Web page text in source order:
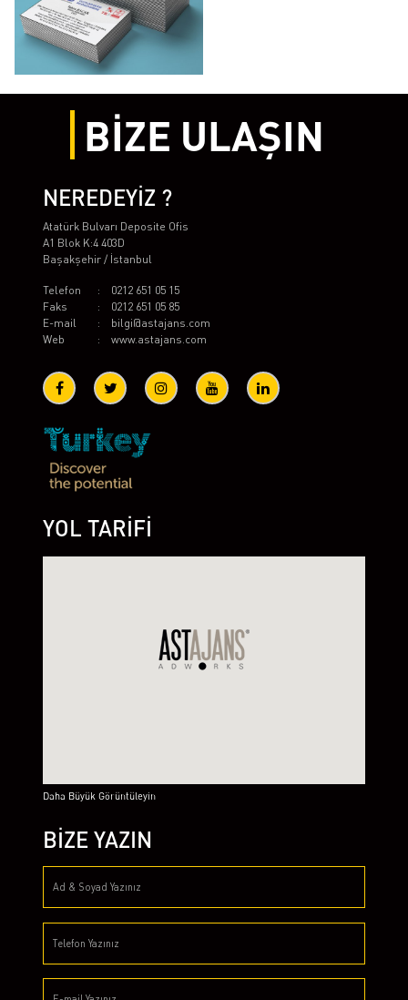
BİZE ULAŞIN
NEREDEYİZ ?
Atatürk Bulvarı Deposite Ofis
A1 Blok K:4 403D
Başakşehir / İstanbul
Telefon :
0212 651 05 15
Faks
:
0212 651 05 85
E-mail
:
bilgi@astajans.com
Web
: www.astajans.com
YOL TARİFİ
Daha Büyük Görüntüleyin
BİZE YAZIN